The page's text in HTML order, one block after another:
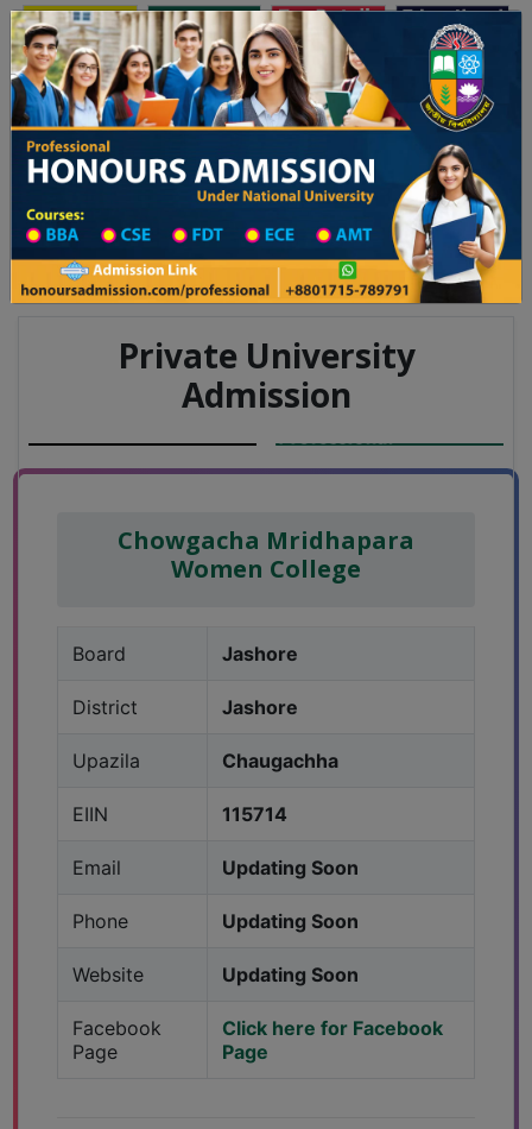
Toggle navigation অনার্স ভর্তি প্রফেশনাল অনার্স
Updates
২০২৫-২৬ শিক্ষাবর্ষের ১ম বর্ষের ভর্তি আবেদন বিজ্ঞপ্তি ঢাকা বিশ্ববিদ্যালয় ২০২৫-২৬ শিক্ষাবর্ষে
College List District Wise
College List in Jashore District
College Information
Private University
Admission
Chowgacha Mridhapara
Women College
Board Jashore
District Jashore
Upazila Chaugachha
EIIN 115714
Email Updating Soon
Phone Updating Soon
Website Updating Soon
Facebook
Page
Click here for Facebook
Page